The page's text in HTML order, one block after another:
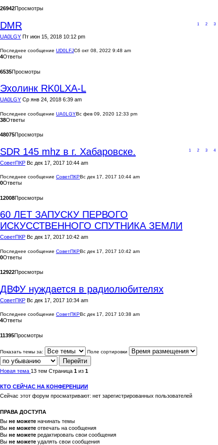
26942Просмотры
1 2 3
DMR
UA0LGY Пт июн 15, 2018 10:12 pm
Последнее сообщение UD0LFJСб окт 08, 2022 9:48 am
4Ответы
6535Просмотры
Эхолинк RK0LXA-L
UA0LGY Ср янв 24, 2018 6:39 am
Последнее сообщение UA0LGYВс фев 09, 2020 12:33 pm
38Ответы
48075Просмотры
1 2 3 4
SDR 145 mhz в г. Хабаровске.
CоветПКР Вс дек 17, 2017 10:44 am
Последнее сообщение CоветПКРВс дек 17, 2017 10:44 am
0Ответы
12008Просмотры
60 ЛЕТ ЗАПУСКУ ПЕРВОГО
ИСКУССТВЕННОГО СПУТНИКА ЗЕМЛИ
CоветПКР Вс дек 17, 2017 10:42 am
Последнее сообщение CоветПКРВс дек 17, 2017 10:42 am
0Ответы
12922Просмотры
ДВФУ нуждается в радиолюбителях
CоветПКР Вс дек 17, 2017 10:34 am
Последнее сообщение CоветПКРВс дек 17, 2017 10:38 am
4Ответы
11395Просмотры
Показать темы за: Поле сортировки
Новая тема 13 тем Страница 1 из 1
КТО СЕЙЧАС НА КОНФЕРЕНЦИИ
Сейчас этот форум просматривают: нет зарегистрированных пользователей
ПРАВА ДОСТУПА
Вы не можете начинать темы
Вы не можете отвечать на сообщения
Вы не можете редактировать свои сообщения
Вы не можете удалять свои сообщения